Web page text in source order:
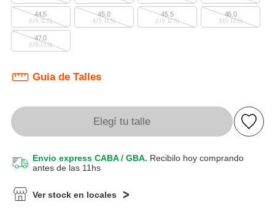
44.5
(US 11.0)
45.0
(US 11.5)
45.5
(US 12.5)
46.0
(US 12.0)
47.0
(US 13.0)
Guia de Talles
Elegí tu talle
Envio express CABA / GBA. Recibilo hoy comprando
antes de las 11hs
Ver stock en locales